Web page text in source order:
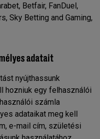
Betfair, FanDuel,
Sky Betting and Gaming,
adatait
nyújthassunk
hozniuk egy felhasználói
számla
adataikat meg kell
e-mail cím, születési